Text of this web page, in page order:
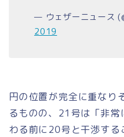
— ウェザーニュース
2019
円の位置が完全に重なり
るものの、21号は「非
わる前に20号と干渉する